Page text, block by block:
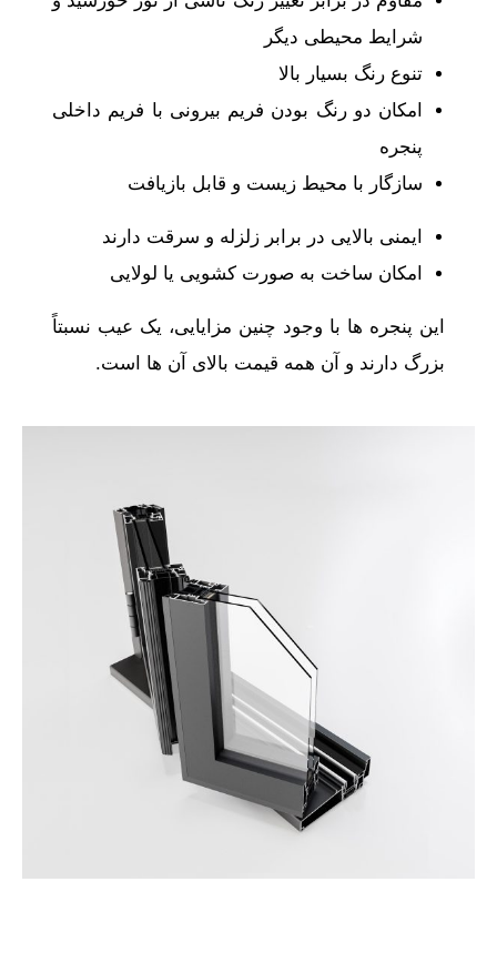
شرایط محیطی دیگر
تنوع رنگ بسیار بالا
امکان دو رنگ بودن فریم بیرونی با فریم داخلی
پنجره
سازگار با محیط زیست و قابل بازیافت
ایمنی بالایی در برابر زلزله و سرقت دارند
امکان ساخت به ‌صورت کشویی یا لولایی
این پنجره‌ ها با وجود چنین مزایایی، یک عیب نسبتاً
بزرگ دارند و آن همه قیمت بالای آن ‌ها است.